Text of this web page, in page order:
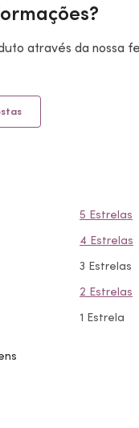
através da nossa
5 Estrelas
4 Estrelas
3 Estrelas
2 Estrelas
1 Estrela